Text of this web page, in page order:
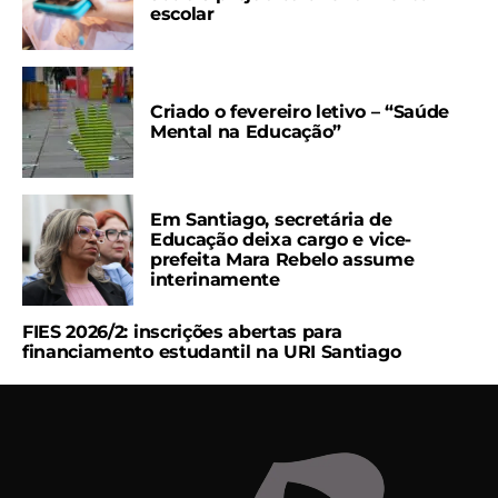
escolar
Criado o fevereiro letivo – “Saúde
Mental na Educação”
Em Santiago, secretária de
Educação deixa cargo e vice-
prefeita Mara Rebelo assume
interinamente
FIES 2026/2: inscrições abertas para
financiamento estudantil na URI Santiago